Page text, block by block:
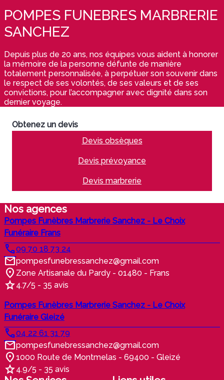
POMPES FUNEBRES MARBRERIE
SANCHEZ
Depuis plus de 20 ans, nos équipes vous aident à honorer
la mémoire de la personne défunte de manière
totalement personnalisée, à perpétuer son souvenir dans
le respect de ses volontés, de ses valeurs et de ses
convictions, pour l’accompagner avec dignité dans son
dernier voyage.
Obtenez un devis
Devis obsèques
Devis prévoyance
Devis marbrerie
Nos agences
Pompes Funèbres Marbrerie Sanchez - Le Choix
Funéraire Frans
09 70 18 73 24
pompesfunebressanchez@gmail.com
Zone Artisanale du Pardy - 01480 - Frans
4.7/5 - 35 avis
Pompes Funèbres Marbrerie Sanchez - Le Choix
Funéraire Gleizé
04 22 61 31 79
pompesfunebressanchez@gmail.com
1000 Route de Montmelas - 69400 - Gleizé
4.9/5 - 35 avis